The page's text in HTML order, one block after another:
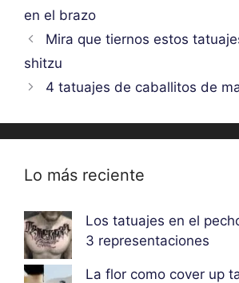
en el brazo
Mira que tiernos estos
shitzu
4 tatuajes de caballitos de
Lo más reciente
Los tatuajes en el
3 representaciones
La flor como cover up